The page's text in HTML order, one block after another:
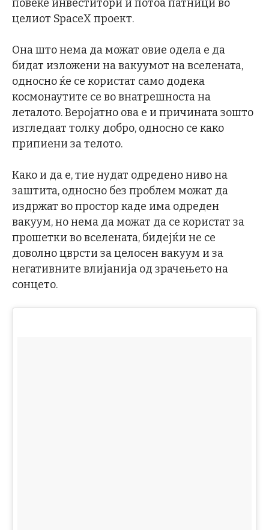
повеќе инвеститори и потоа патници во
целиот SpaceX проект.
Она што нема да можат овие одела е да
бидат изложени на вакуумот на вселената,
односно ќе се користат само додека
космонаутите се во внатрешноста на
леталото. Веројатно ова е и причината зошто
изгледаат толку добро, односно се како
припиени за телото.
Како и да е, тие нудат одредено ниво на
заштита, односно без проблем можат да
издржат во простор каде има одреден
вакуум, но нема да можат да се користат за
прошетки во вселената, бидејќи не се
доволно цврсти за целосен вакуум и за
негативните влијанија од зрачењето на
сонцето.